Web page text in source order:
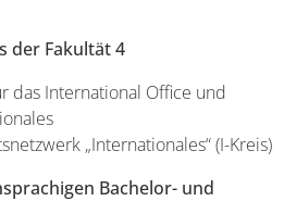
der Fakultät 4
das International Office und
„Internationales“ (I-Kreis)
Bachelor- und